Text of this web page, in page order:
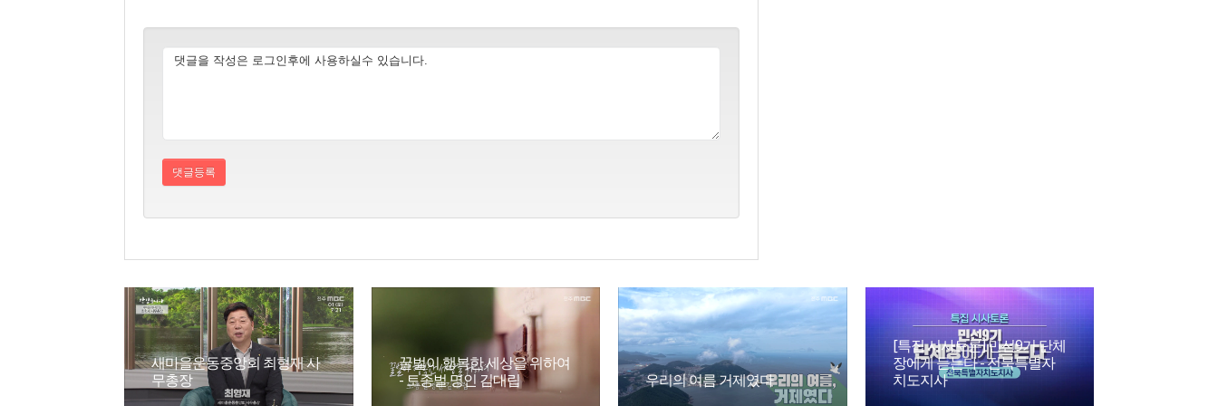
새마을운동중앙회 최형재 사
무총장
꿀벌이 행복한 세상을 위하여
- 토종벌 명인 김대립
우리의 여름 거제였다
[특집 시사토론] 민선9기 단체
장에게 듣는다 - 전북특별자
치도지사